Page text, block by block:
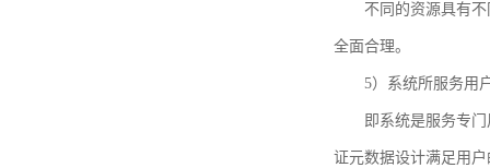
不同的资源具有
全面合理。
5）系统所服务用
即系统是服务专
证元数据设计满足用